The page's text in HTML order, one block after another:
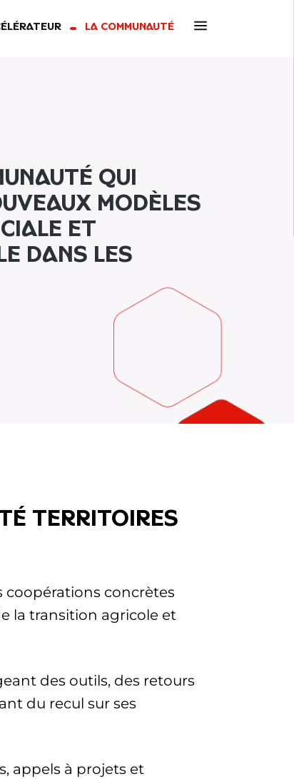
La Communauté Open
qui
modèles
et
dans les
Territoires
coopérations concrètes
la transition agricole et
des outils, des retours
du recul sur ses
appels à projets et